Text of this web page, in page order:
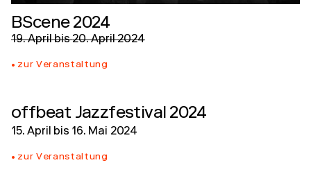
BScene 2024
19. Aprilbis20. April 2024
zur Veranstaltung
offbeat Jazzfestival 2024
15. April bis 16. Mai 2024
zur Veranstaltung